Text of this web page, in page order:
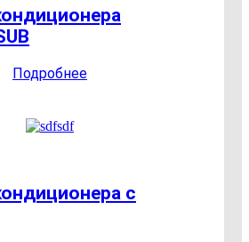
Подробнее
с